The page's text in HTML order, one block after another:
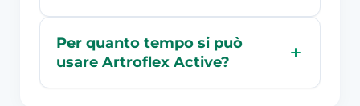
Per quanto tempo si può
usare Artroflex Active?